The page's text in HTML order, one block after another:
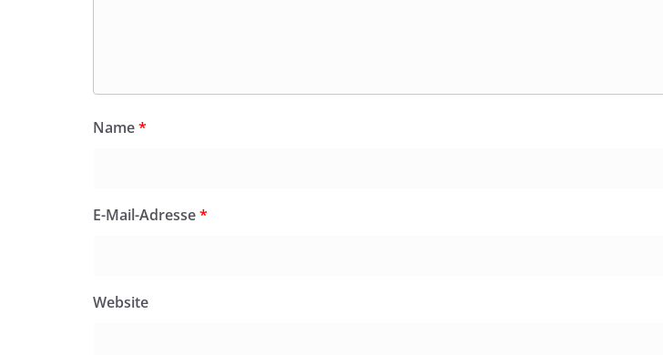
Name*
E-Mail-Adresse*
Website